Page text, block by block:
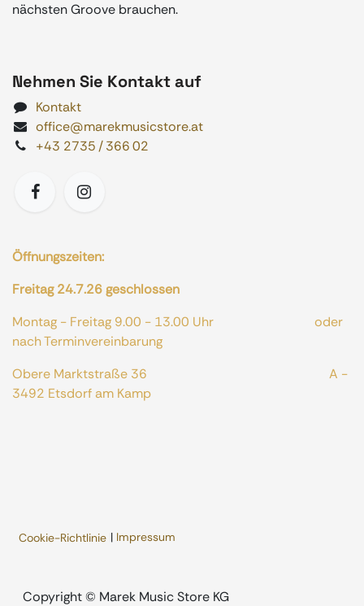
nächsten Groove brauchen.
Nehmen Sie Kontakt auf
Kontakt
office@marekmusicstore.at
+43 2735 / 366 02
Öffnungszeiten:
Freitag 24.7.26 geschlossen
Montag - Freitag 9.00 - 13.00 Uhr oder
nach Terminvereinbarung
Obere Marktstraße 36 A -
3492 Etsdorf am Kamp
Cookie-Richtlinie | Impressum
​Copyright © Marek Music Store KG